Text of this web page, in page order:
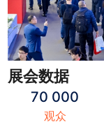
展会数据
70 000
观众